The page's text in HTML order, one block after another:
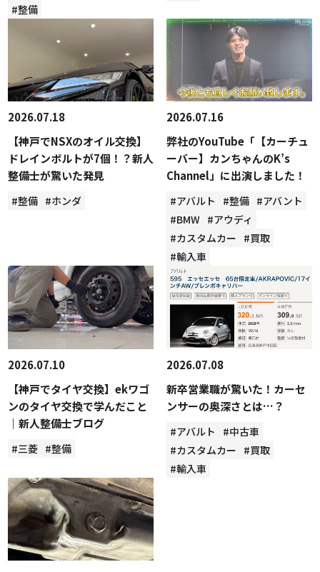
#整備
2026.07.18
【神戸でNSXのオイル交換】
ドレインボルトが7個！？新人
整備士が驚いた発見
#整備 #ホンダ
2026.07.16
弊社のYouTube「【カーチュ
ーバー】カンちゃんのK’s
Channel」に出演しました！
#アバルト #整備 #アバント
#BMW #アウディ
#カスタムカー #買取
#輸入車
2026.07.10
【神戸でタイヤ交換】ekワゴ
ンのタイヤ交換で学んだこと
｜新人整備士ブログ
#三菱 #整備
2026.07.08
新卒営業職が驚いた！カーセ
ンサーの奥深さとは…？
#アバルト
#中古車
#カスタムカー #買取
#輸入車